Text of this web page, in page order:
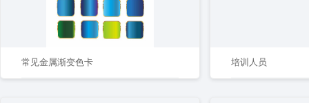
常见金属渐变色卡 培训人员